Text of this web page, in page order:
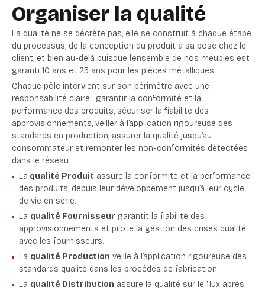
Organiser la qualité
La qualité ne se décrète pas, elle se construit à chaque étape
du processus, de la conception du produit à sa pose chez le
client, et bien au-delà puisque l’ensemble de nos meubles est
garanti 10 ans et 25 ans pour les pièces métalliques.
Chaque pôle intervient sur son périmètre avec une
responsabilité claire : garantir la conformité et la
performance des produits, sécuriser la fiabilité des
approvisionnements, veiller à l’application rigoureuse des
standards en production, assurer la qualité jusqu’au
consommateur et remonter les non-conformités détectées
dans le réseau.
La qualité Produit assure la conformité et la performance
des produits, depuis leur développement jusqu’à leur cycle
de vie en série.
La qualité Fournisseur garantit la fiabilité des
approvisionnements et pilote la gestion des crises qualité
avec les fournisseurs.
La qualité Production veille à l’application rigoureuse des
standards qualité dans les procédés de fabrication.
La qualité Distribution assure la qualité sur le flux après